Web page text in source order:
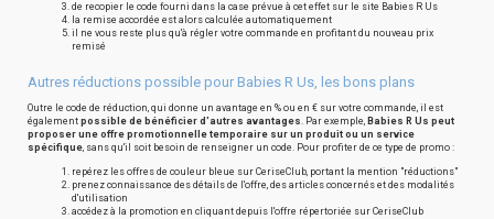
de recopier le code fourni dans la case prévue à cet effet sur le site Babies R Us
la remise accordée est alors calculée automatiquement
il ne vous reste plus qu'à régler votre commande en profitant du nouveau prix
remisé
Autres réductions possible pour Babies R Us, les bons plans
Outre le code de réduction, qui donne un avantage en % ou en € sur votre commande, il est
également possible de bénéficier d'autres avantages. Par exemple, Babies R Us peut
proposer une offre promotionnelle temporaire sur un produit ou un service
spécifique, sans qu'il soit besoin de renseigner un code. Pour profiter de ce type de promo :
repérez les offres de couleur bleue sur CeriseClub, portant la mention "réductions"
prenez connaissance des détails de l'offre, des articles concernés et des modalités
d'utilisation
accédez à la promotion en cliquant depuis l'offre répertoriée sur CeriseClub